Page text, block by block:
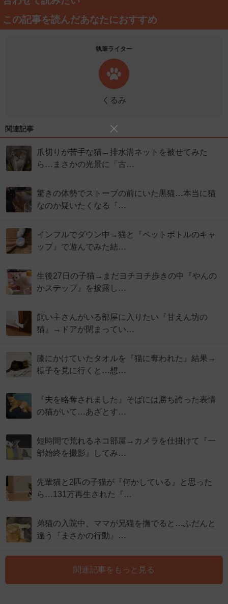
この記事を読んだあなたにおすすめ
執筆ライター
くるみ
関連記事
爪切りが苦手な猫→排水溝ネットを被せてみた
ら…まさかの光景に「古…
驚きの体勢でストーブの前にいた黒猫…本当に猫
なのか疑いたくなる『…
インフルでダウン中→猫と『ペットボトルのキャ
ップ』で遊んでみた結…
生後27日の子猫→まだヨチヨチ歩きの中『やんの
かステップ』を披露し…
飼い主さんがいる部屋に入りたい『甘えん坊の
猫』→ドアが閉まってい…
膝にかけていたタオルを『猫に奪われた』結果→
様子を見に行くと…想…
『夫を略奪されました』そばには勝ち誇った表情
の猫がいて…あざとす…
短時間で荒れるネコ部屋→カメラを仕掛けて『一
部始終を撮影』してみ…
先輩猫と2匹の子猫が『何かしている』と思った
ら…131万再生された『…
弟猫の入院中、ママが兄猫を撫でると…ふだんと
違う『まさかの行動』…
関連記事をもっと見る